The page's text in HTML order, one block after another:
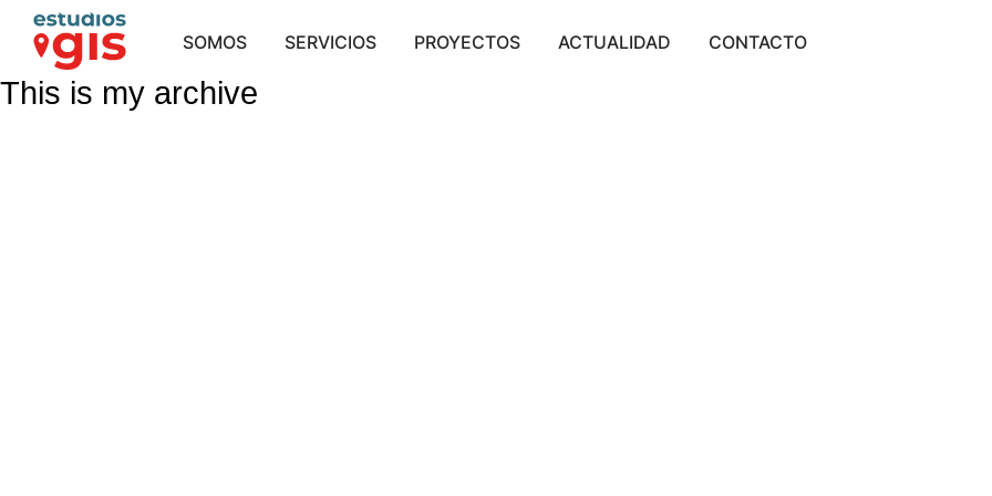
SOMOS SERVICIOS PROYECTOS ACTUALIDAD CONTACTO
This is my archive